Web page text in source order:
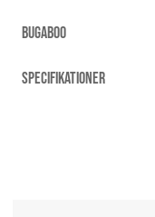
BUGABOO
SPECIFIKATIONER